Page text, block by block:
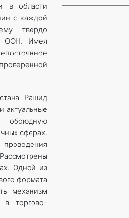
в области
с каждой
твердо
ООН. Имея
Рашид
актуальные
обоюдную
сферах.
проведения
Одной из
формата
механизм
в торгово-